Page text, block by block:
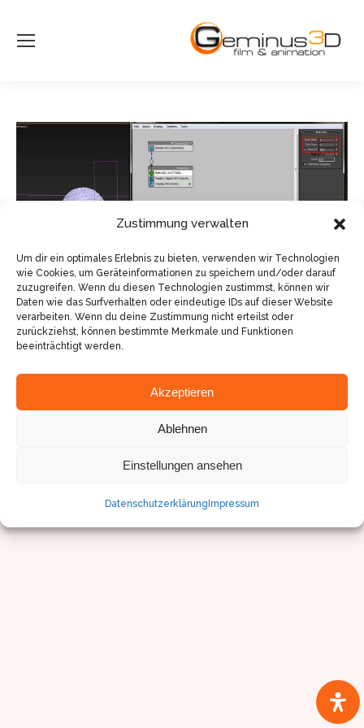
Zustimmung verwalten
Um dir ein optimales Erlebnis zu bieten, verwenden wir Technologien
wie Cookies, um Geräteinformationen zu speichern und/oder darauf
zuzugreifen. Wenn du diesen Technologien zustimmst, können wir
Daten wie das Surfverhalten oder eindeutige IDs auf dieser Website
verarbeiten. Wenn du deine Zustimmung nicht erteilst oder
zurückziehst, können bestimmte Merkmale und Funktionen
beeinträchtigt werden.
Akzeptieren
Ablehnen
Einstellungen ansehen
Datenschutzerklärung Impressum
© Sven Pfister, Geminus 3D